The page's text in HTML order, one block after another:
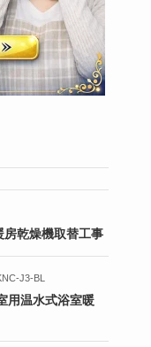
乾燥機取替工事
J3-BL
温水式浴室暖